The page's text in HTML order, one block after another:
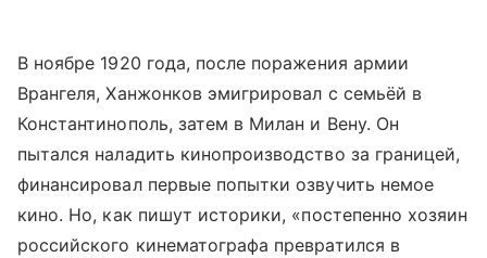
В ноябре 1920 года, после поражения армии
Врангеля, Ханжонков эмигрировал с семьёй в
Константинополь, затем в Милан и Вену. Он
пытался наладить кинопроизводство за границей,
финансировал первые попытки озвучить немое
кино. Но, как пишут историки, «постепенно хозяин
российского кинематографа превратился в